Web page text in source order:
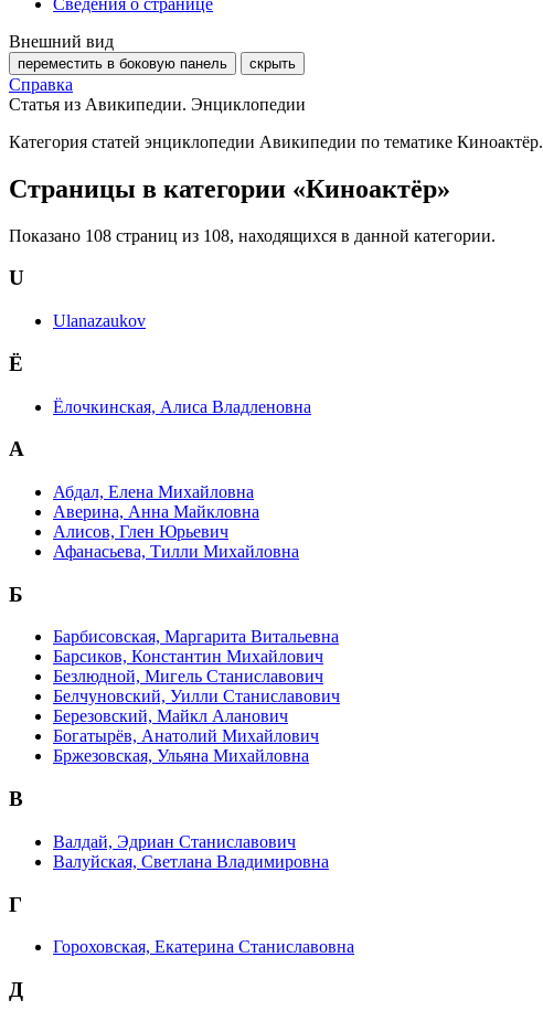
Внешний вид
переместить в боковую панель скрыть
Справка
Статья из Авикипедии. Энциклопедии
Категория статей энциклопедии Авикипедии по тематике Киноактёр.
Страницы в категории «Киноактёр»
Показано 108 страниц из 108, находящихся в данной категории.
U
Ulanazaukov
Ё
Ёлочкинская, Алиса Владленовна
А
Абдал, Елена Михайловна
Аверина, Анна Майкловна
Алисов, Глен Юрьевич
Афанасьева, Тилли Михайловна
Б
Барбисовская, Маргарита Витальевна
Барсиков, Константин Михайлович
Безлюдной, Мигель Станиславович
Белчуновский, Уилли Станиславович
Березовский, Майкл Аланович
Богатырёв, Анатолий Михайлович
Бржезовская, Ульяна Михайловна
В
Валдай, Эдриан Станиславович
Валуйская, Светлана Владимировна
Г
Гороховская, Екатерина Станиславовна
Д